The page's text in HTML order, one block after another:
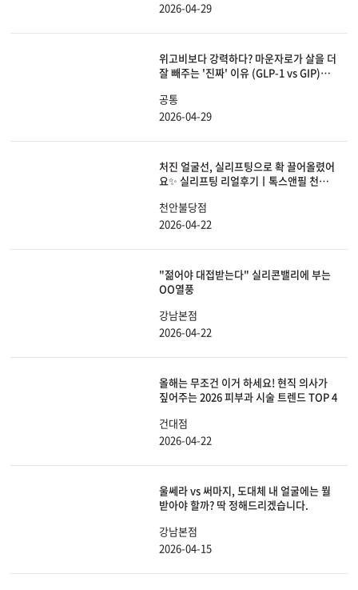
2026-04-29
위고비보다 강력하다? 마운자로가 살을 더
잘 빼주는 '진짜' 이유 (GLP-1 vs GIP)ㅣ
공통
2026-04-29
처진 얼굴선, 실리프팅으로 확 끌어올렸어
요✨ 실리프팅 리얼후기ㅣ톡스앤필 천안
천안불당점
2026-04-22
"젊어야 대접받는다" 실리콘밸리에 부는
OO열풍
강남본점
2026-04-22
올해는 무조건 이거 하세요! 현직 의사가
짚어주는 2026 피부과 시술 트렌드 TOP 4
건대점
2026-04-22
울쎄라 vs 써마지, 도대체 내 얼굴에는 뭘
받아야 할까? 딱 정해드리겠습니다.
강남본점
2026-04-15